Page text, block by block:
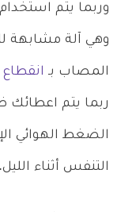
وربما يتم
وهي آلة مشابهة
المصاب بـ
ربما يتم اعطائك
الضغط الهوائي
التنفس أثناء الليل.